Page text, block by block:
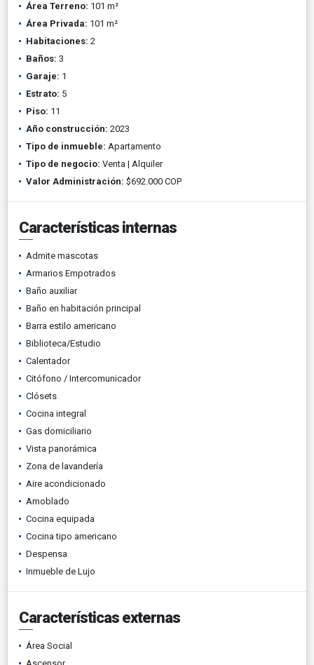
Área Terreno: 101 m²
Área Privada: 101 m²
Habitaciones: 2
Baños: 3
Garaje: 1
Estrato: 5
Piso: 11
Año construcción: 2023
Tipo de inmueble: Apartamento
Tipo de negocio: Venta | Alquiler
Valor Administración: $692.000 COP
Características internas
Admite mascotas
Armarios Empotrados
Baño auxiliar
Baño en habitación principal
Barra estilo americano
Biblioteca/Estudio
Calentador
Citófono / Intercomunicador
Clósets
Cocina integral
Gas domiciliario
Vista panorámica
Zona de lavandería
Aire acondicionado
Amoblado
Cocina equipada
Cocina tipo americano
Despensa
Inmueble de Lujo
Características externas
Área Social